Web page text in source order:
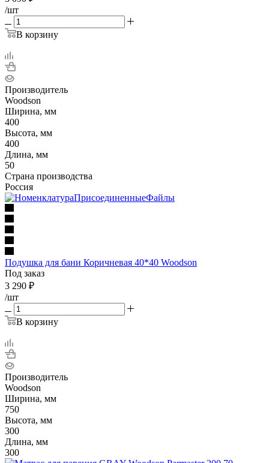
/шт
В корзину
Производитель
Woodson
Ширина, мм
400
Высота, мм
400
Длина, мм
50
Страна производства
Россия
Подушка для бани Коричневая 40*40 Woodson
Под заказ
3 290 ₽
/шт
В корзину
Производитель
Woodson
Ширина, мм
750
Высота, мм
300
Длина, мм
300